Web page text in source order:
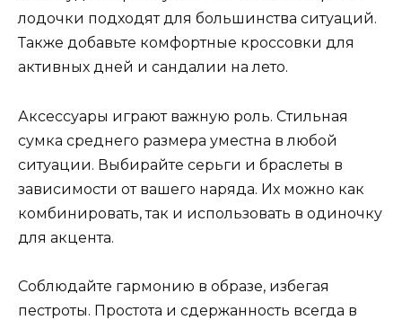
лодочки подходят для большинства ситуаций.
Также добавьте комфортные кроссовки для
активных дней и сандалии на лето.
Аксессуары играют важную роль. Стильная
сумка среднего размера уместна в любой
ситуации. Выбирайте серьги и браслеты в
зависимости от вашего наряда. Их можно как
комбинировать, так и использовать в одиночку
для акцента.
Соблюдайте гармонию в образе, избегая
пестроты. Простота и сдержанность всегда в